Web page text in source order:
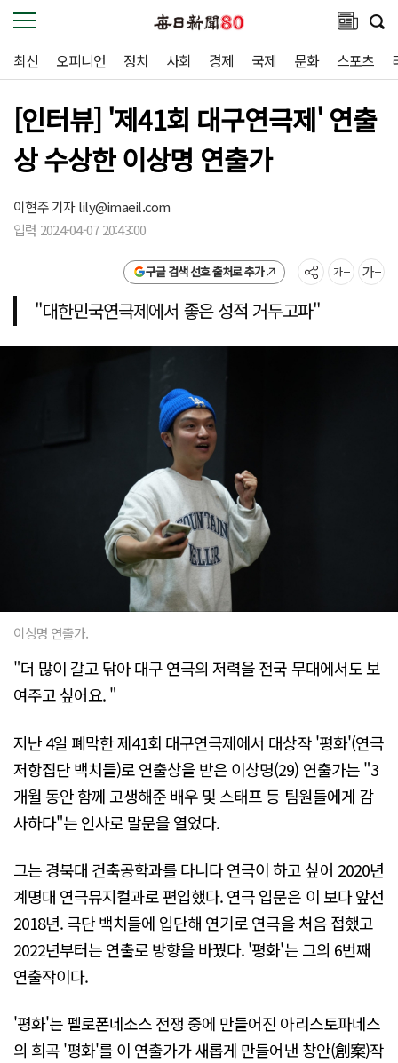
최신 오피니언 정치 사회 경제 국제 문화 스포츠
[인터뷰] '제41회 대구연극제' 연출
상 수상한 이상명 연출가
이현주 기자lily@imaeil.com
입력 2024-04-07 20:43:00
구글 검색 선호 출처로 추가
"대한민국연극제에서 좋은 성적 거두고파"
이상명 연출가.
"더 많이 갈고 닦아 대구 연극의 저력을 전국 무대에서도 보
여주고 싶어요. "
지난 4일 폐막한 제41회 대구연극제에서 대상작 '평화'(연극
저항집단 백치들)로 연출상을 받은 이상명(29) 연출가는 "3
개월 동안 함께 고생해준 배우 및 스태프 등 팀원들에게 감
사하다"는 인사로 말문을 열었다.
그는 경북대 건축공학과를 다니다 연극이 하고 싶어 2020년
계명대 연극뮤지컬과로 편입했다. 연극 입문은 이 보다 앞선
2018년. 극단 백치들에 입단해 연기로 연극을 처음 접했고
2022년부터는 연출로 방향을 바꿨다. '평화'는 그의 6번째
연출작이다.
'평화'는 펠로폰네소스 전쟁 중에 만들어진 아리스토파네스
의 희곡 '평화'를 이 연출가가 새롭게 만들어낸 창안(創案)작